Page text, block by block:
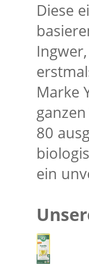
Diese
Marke
80
ein